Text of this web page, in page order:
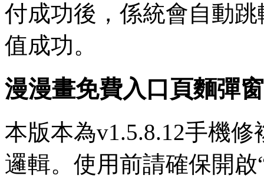
付成功後，係統會自動
值成功。
漫漫畫免費入口頁麵彈
本版本為v1.5.8.12手機
邏輯。使用前請確保開